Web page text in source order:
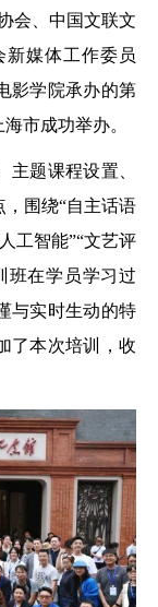
会、中国文联文
媒体工作委员
影学院承办的第
市成功举办。
题课程设置、
围绕“自主话语
工智能”“文艺评
班在学员学习过
与实时生动的特
了本次培训，收